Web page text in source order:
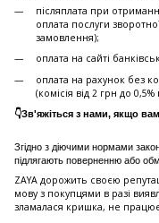
післяплата при
оплата послуги
замовлення);
оплата на сайті
оплата на рахунок без
(комісія від 2 грн до
👇Зв'яжіться з нами, якщо
Згідно з діючими нормами
підлягають поверненню або
ZAYA дорожить своєю
мову з покупцями в разі
зламалася кришка, не